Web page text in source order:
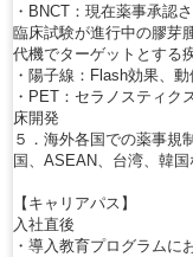
・BNCT：現在薬事承認
臨床試験が進行中の膠芽
代機でターゲットとする
・陽子線：Flash効果、
・PET：セラノスティク
床開発
５．海外各国での薬事規
国、ASEAN、台湾、韓国
【キャリアパス】
入社直後
・導入教育プログラムに